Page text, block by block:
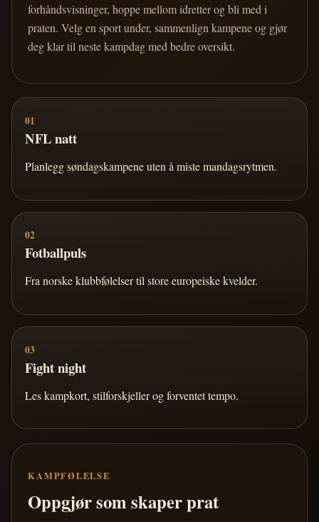
forhåndsvisninger, hoppe mellom idretter og bli med i
praten. Velg en sport under, sammenlign kampene og gjør
deg klar til neste kampdag med bedre oversikt.
01
NFL natt
Planlegg søndagskampene uten å miste mandagsrytmen.
02
Fotballpuls
Fra norske klubbfølelser til store europeiske kvelder.
03
Fight night
Les kampkort, stilforskjeller og forventet tempo.
KAMPFØLELSE
Oppgjør som skaper prat